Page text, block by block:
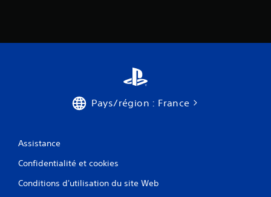
Pays/région : France
Assistance
Confidentialité et cookies
Conditions d'utilisation du site Web